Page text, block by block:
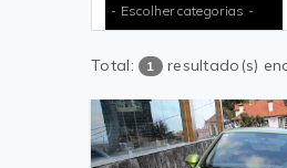
- Escolher categorias -
Total: 1 resultado(s)